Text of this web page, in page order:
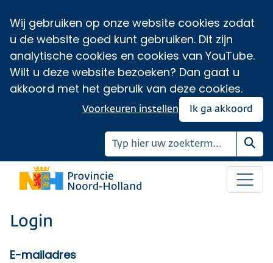
Wij gebruiken op onze website cookies zodat
u de website goed kunt gebruiken. Dit zijn
analytische cookies en cookies van YouTube.
Wilt u deze website bezoeken? Dan gaat u
akkoord met het gebruik van deze cookies.
Ik ga akkoord
Voorkeuren instellen
Login
E-mailadres